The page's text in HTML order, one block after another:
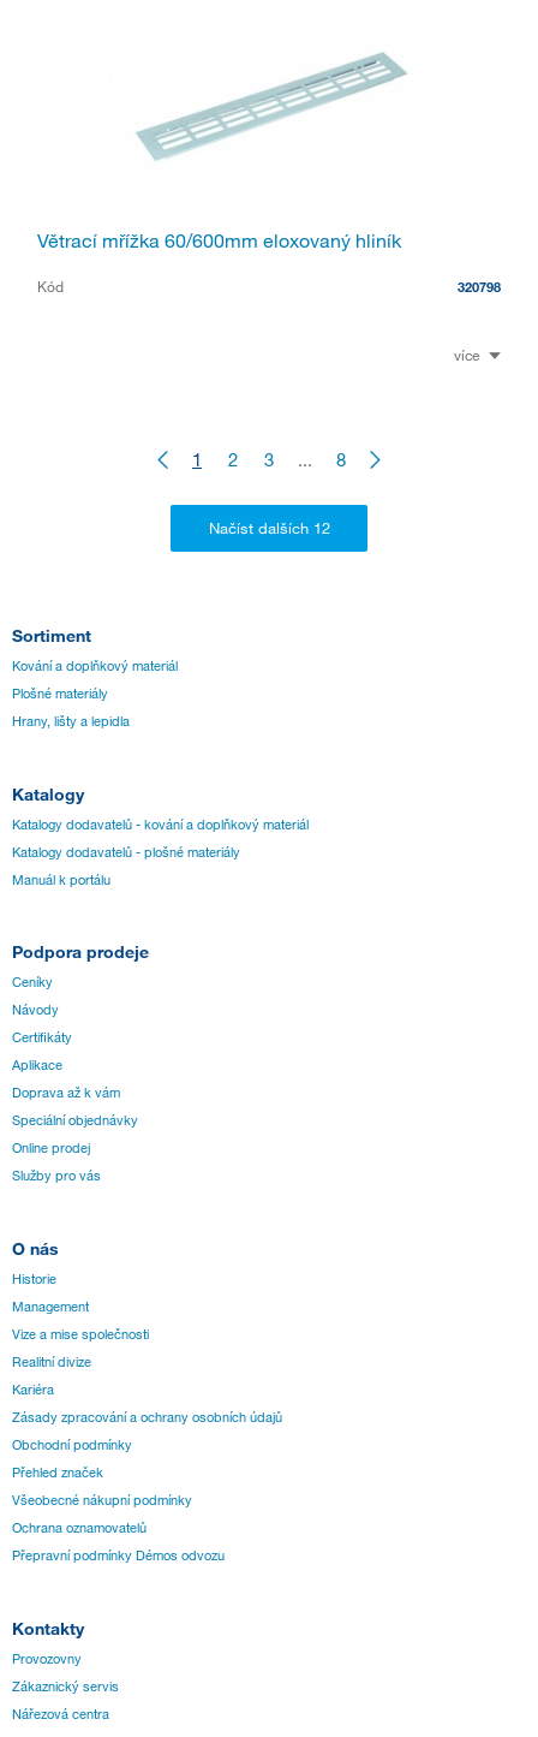
Větrací mřížka 60/600mm eloxovaný hliník
Kód 320798
více
1 2 3 ... 8
Sortiment
Kování a doplňkový materiál
Plošné materiály
Hrany, lišty a lepidla
Katalogy
Katalogy dodavatelů - kování a doplňkový materiál
Katalogy dodavatelů - plošné materiály
Manuál k portálu
Podpora prodeje
Ceníky
Návody
Certifikáty
Aplikace
Doprava až k vám
Speciální objednávky
Online prodej
Služby pro vás
O nás
Historie
Management
Vize a mise společnosti
Realitní divize
Kariéra
Zásady zpracování a ochrany osobních údajů
Obchodní podmínky
Přehled značek
Všeobecné nákupní podmínky
Ochrana oznamovatelů
Přepravní podmínky Démos odvozu
Kontakty
Provozovny
Zákaznický servis
Nářezová centra